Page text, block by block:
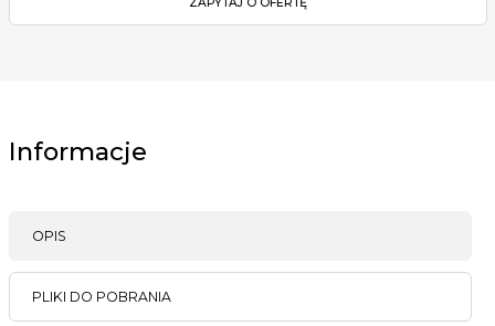
Informacje
OPIS
PLIKI DO POBRANIA